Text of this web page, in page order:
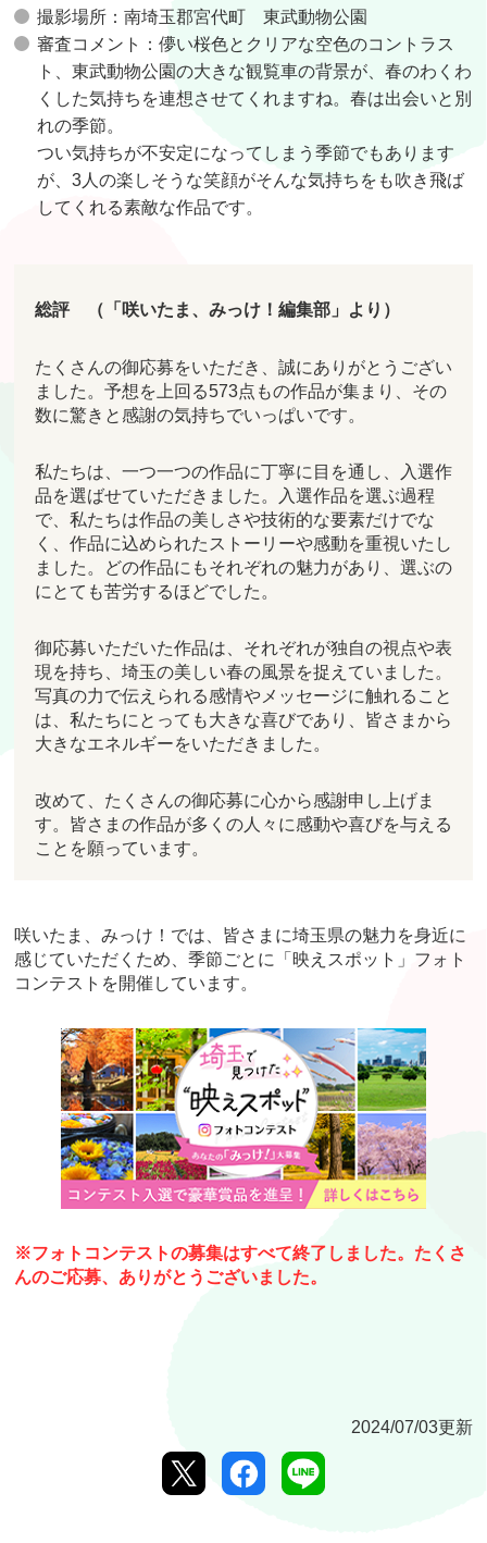
撮影場所：南埼玉郡宮代町 東武動物公園
審査コメント：儚い桜色とクリアな空色のコントラス
ト、東武動物公園の大きな観覧車の背景が、春のわくわ
くした気持ちを連想させてくれますね。春は出会いと別
れの季節。
つい気持ちが不安定になってしまう季節でもあります
が、3人の楽しそうな笑顔がそんな気持ちをも吹き飛ば
してくれる素敵な作品です。
総評 （「咲いたま、みっけ！編集部」より）
たくさんの御応募をいただき、誠にありがとうござい
ました。予想を上回る573点もの作品が集まり、その
数に驚きと感謝の気持ちでいっぱいです。
私たちは、一つ一つの作品に丁寧に目を通し、入選作
品を選ばせていただきました。入選作品を選ぶ過程
で、私たちは作品の美しさや技術的な要素だけでな
く、作品に込められたストーリーや感動を重視いたし
ました。どの作品にもそれぞれの魅力があり、選ぶの
にとても苦労するほどでした。
御応募いただいた作品は、それぞれが独自の視点や表
現を持ち、埼玉の美しい春の風景を捉えていました。
写真の力で伝えられる感情やメッセージに触れること
は、私たちにとっても大きな喜びであり、皆さまから
大きなエネルギーをいただきました。
改めて、たくさんの御応募に心から感謝申し上げま
す。皆さまの作品が多くの人々に感動や喜びを与える
ことを願っています。
咲いたま、みっけ！では、皆さまに埼玉県の魅力を身近に
感じていただくため、季節ごとに「映えスポット」フォト
コンテストを開催しています。
※フォトコンテストの募集はすべて終了しました。たくさ
んのご応募、ありがとうございました。
2024/07/03更新